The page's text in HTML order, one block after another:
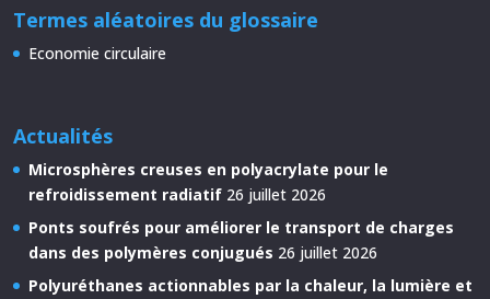
Termes aléatoires du glossaire
Economie circulaire
Actualités
Microsphères creuses en polyacrylate pour le
refroidissement radiatif 26 juillet 2026
Ponts soufrés pour améliorer le transport de charges
dans des polymères conjugués 26 juillet 2026
Polyuréthanes actionnables par la chaleur, la lumière et